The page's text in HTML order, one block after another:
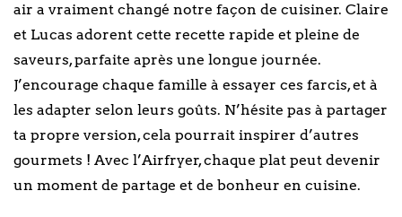
air a vraiment changé notre façon de cuisiner. Claire
et Lucas adorent cette recette rapide et pleine de
saveurs, parfaite après une longue journée.
J’encourage chaque famille à essayer ces farcis, et à
les adapter selon leurs goûts. N’hésite pas à partager
ta propre version, cela pourrait inspirer d’autres
gourmets ! Avec l’Airfryer, chaque plat peut devenir
un moment de partage et de bonheur en cuisine.